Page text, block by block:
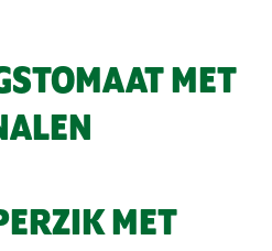
MET
MET